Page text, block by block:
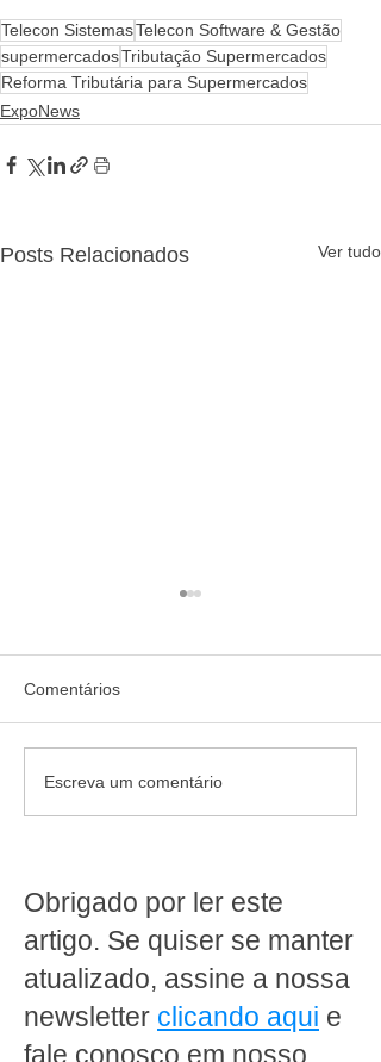
Telecon SistemasTelecon Software & Gestão
supermercadosTributação Supermercados
Reforma Tributária para Supermercados
ExpoNews
Posts Relacionados Ver tudo
Quando diversificar deixa
Comentários
Escreva um comentário
Obrigado por ler este
artigo. Se quiser se manter
atualizado, assine a nossa
newsletter clicando aqui e
fale conosco em nosso